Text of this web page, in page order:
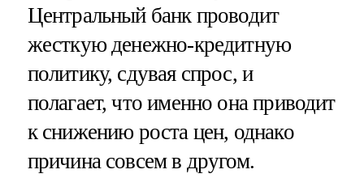
Центральный банк проводит
жесткую денежно-кредитную
политику, сдувая спрос, и
полагает, что именно она приводит
к снижению роста цен, однако
причина совсем в другом.